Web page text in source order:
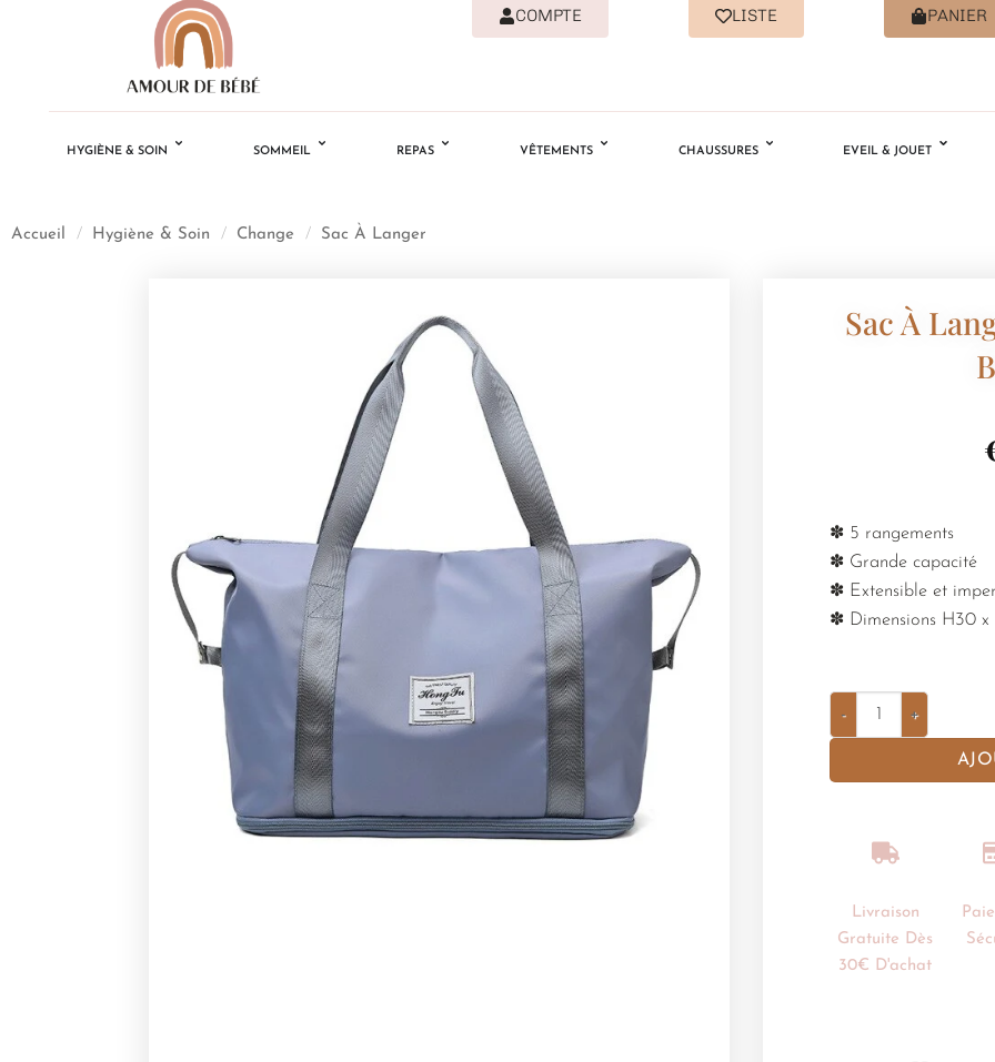
COMPTE LISTE PANIER
HYGIÈNE & SOIN SOMMEIL REPAS VÊTEMENTS CHAUSSURES EVEIL & JOUET
Accueil / Hygiène & Soin / Change / Sac À Langer
Sac À
✽ 5 rangements
✽ Grande capacité
✽ Extensible et
✽ Dimensions H30 x
Livraison
Gratuite Dès
30€ D'achat